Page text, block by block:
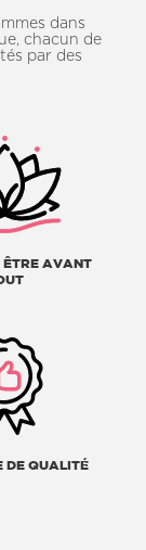
dans
chacun de
par des
ÊTRE AVANT
DE QUALITÉ